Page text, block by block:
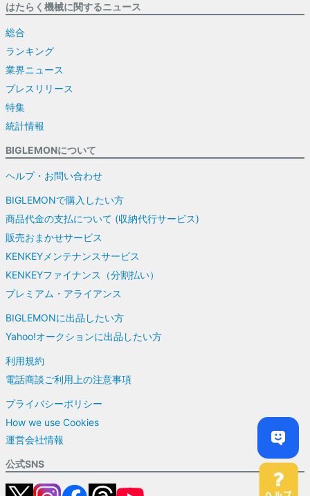
はたらく機械に関するニュース
総合
ランキング
業界ニュース
プレスリリース
特集
統計情報
BIGLEMONについて
ヘルプ・お問い合わせ
BIGLEMONで購入したい方
商品代金の支払について (収納代行サービス)
販売おまかせサービス
KENKEYメンテナンスサービス
KENKEYファイナンス（分割払い）
プレミアム・アライアンス
BIGLEMONに出品したい方
Yahoo!オークションに出品したい方
利用規約
電話商談ご利用上の注意事項
プライバシーポリシー
How we use Cookies
運営会社情報
公式SNS